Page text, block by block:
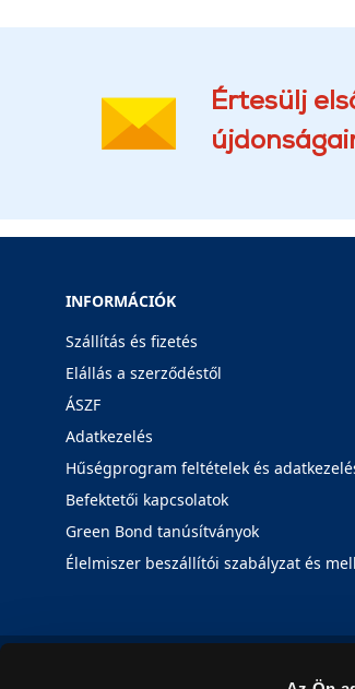
Értesülj
INFORMÁCIÓK
Szállítás és fizetés
Elállás a szerződéstől
ÁSZF
Adatkezelés
Hűségprogram feltételek és
Befektetői kapcsolatok
Green Bond tanúsítványok
Élelmiszer beszállítói szabályzat és